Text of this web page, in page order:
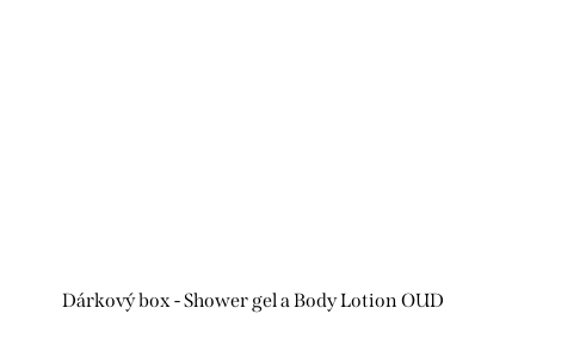
Dárkový box - Shower gel a Body Lotion OUD